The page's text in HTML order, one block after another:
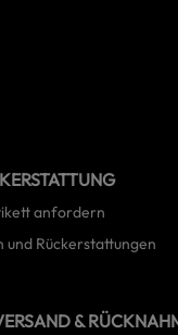
anfordern
und Rückerstattungen
&